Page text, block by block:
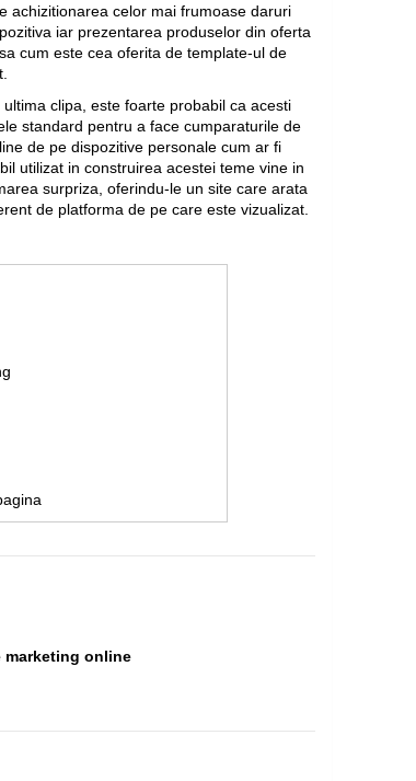
achizitionarea celor mai frumoase daruri
iar prezentarea produselor din oferta
cum este cea oferita de template-ul de
clipa, este foarte probabil ca acesti
standard pentru a face cumparaturile de
de pe dispozitive personale cum ar fi
utilizat in construirea acestei teme vine in
surpriza, oferindu-le un site care arata
de platforma de pe care este vizualizat.
marketing online